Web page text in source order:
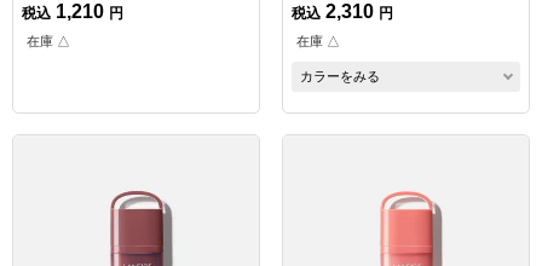
税込 1,210 円
在庫 △
税込 2,310 円
在庫 △
カラーをみる